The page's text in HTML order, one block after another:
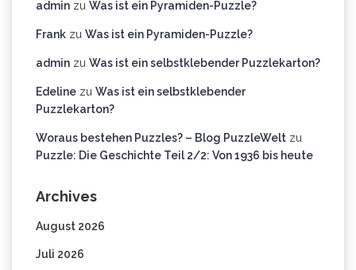
admin zu Was ist ein Pyramiden-Puzzle?
Frank zu Was ist ein Pyramiden-Puzzle?
admin zu Was ist ein selbstklebender Puzzlekarton?
Edeline zu Was ist ein selbstklebender
Puzzlekarton?
Woraus bestehen Puzzles? – Blog PuzzleWelt zu
Puzzle: Die Geschichte Teil 2/2: Von 1936 bis heute
Archives
August 2026
Juli 2026